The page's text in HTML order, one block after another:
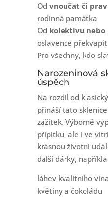
Od vnoučat či
rodinná památka
Od kolektivu nebo
oslavence překvapit
Pro všechny, kdo
Narozeninová
úspěch
Na rozdíl od
přináší tato
zážitek. Výborně
přípitku, ale i ve
krásnou životní
další dárky,
láhev kvalitního
květiny a čokoládu